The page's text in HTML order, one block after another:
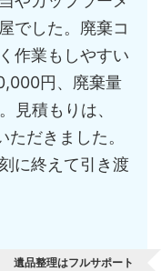
でした。廃棄コ
作業もしやすい
円、廃棄量
見積もりは、
だきました。
に終えて引き渡
遺品整理はフルサポート